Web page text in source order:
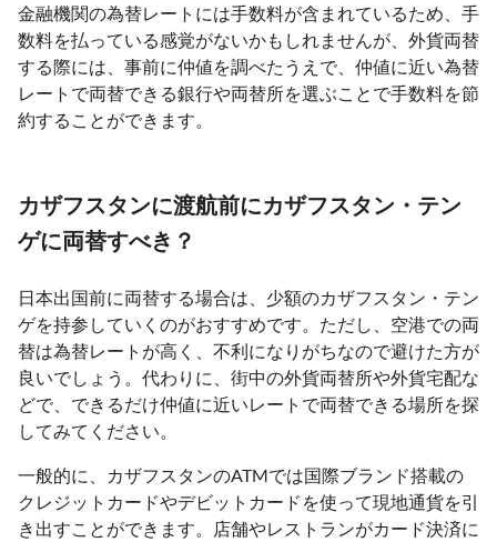
金融機関の為替レートには手数料が含まれているため、手
数料を払っている感覚がないかもしれませんが、外貨両替
する際には、事前に仲値を調べたうえで、仲値に近い為替
レートで両替できる銀行や両替所を選ぶことで手数料を節
約することができます。
カザフスタンに渡航前にカザフスタン・テン
ゲに両替すべき？
日本出国前に両替する場合は、少額のカザフスタン・テン
ゲを持参していくのがおすすめです。ただし、空港での両
替は為替レートが高く、不利になりがちなので避けた方が
良いでしょう。代わりに、街中の外貨両替所や外貨宅配な
どで、できるだけ仲値に近いレートで両替できる場所を探
してみてください。
一般的に、カザフスタンのATMでは国際ブランド搭載の
クレジットカードやデビットカードを使って現地通貨を引
き出すことができます。店舗やレストランがカード決済に